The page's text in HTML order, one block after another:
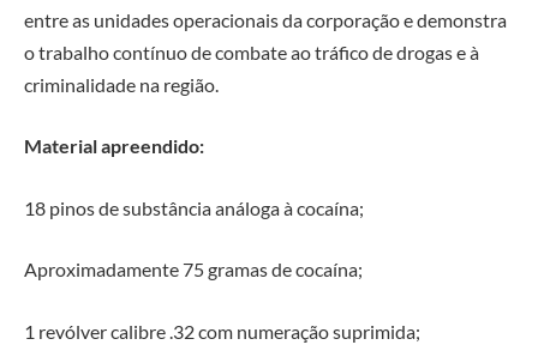
entre as unidades operacionais da corporação e demonstra
o trabalho contínuo de combate ao tráfico de drogas e à
criminalidade na região.
Material apreendido:
18 pinos de substância análoga à cocaína;
Aproximadamente 75 gramas de cocaína;
1 revólver calibre .32 com numeração suprimida;